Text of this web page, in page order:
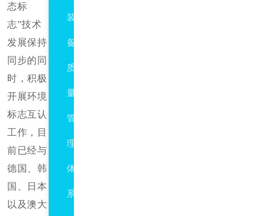
态标
志”技术
发展保持
同步的同
时，积极
开展环境
标志互认
工作，目
前已经与
德国、韩
国、日本
以及澳大
装
备
质
量
管
理
体
系